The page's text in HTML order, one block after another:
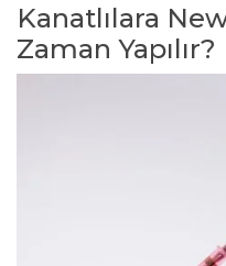
Kanatlılara
Zaman Yapılır?